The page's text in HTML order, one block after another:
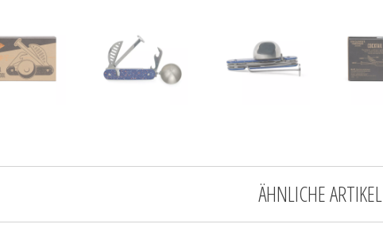
ÄHNLICHE ARTIKEL